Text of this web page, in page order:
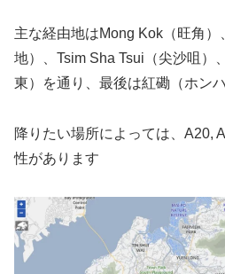
主な経由地はMong Kok（旺角）
地）、Tsim Sha Tsui（尖沙咀）
東）を通り、最後は紅磡（ホン
降りたい場所によっては、A20,
性があります